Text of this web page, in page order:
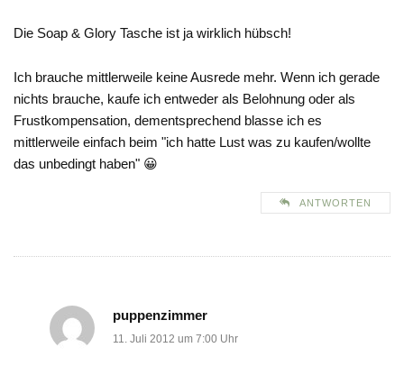
Die Soap & Glory Tasche ist ja wirklich hübsch!
Ich brauche mittlerweile keine Ausrede mehr. Wenn ich gerade
nichts brauche, kaufe ich entweder als Belohnung oder als
Frustkompensation, dementsprechend blasse ich es
mittlerweile einfach beim "ich hatte Lust was zu kaufen/wollte
das unbedingt haben" 😀
ANTWORTEN
puppenzimmer
11. Juli 2012 um 7:00 Uhr